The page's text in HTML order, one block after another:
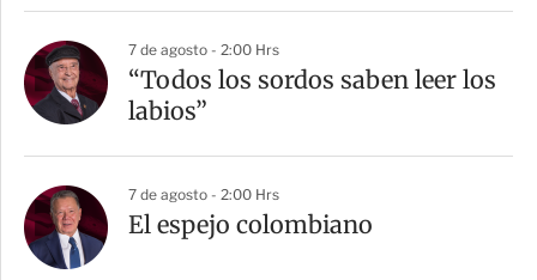
7 de agosto - 2:00 Hrs
“Todos los sordos saben leer los
labios”
7 de agosto - 2:00 Hrs
El espejo colombiano